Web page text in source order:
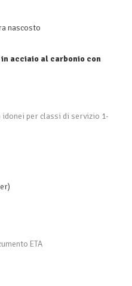
nascosto
acciaio al carbonio con
per classi di servizio 1-
ETA